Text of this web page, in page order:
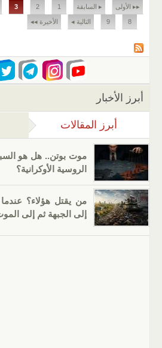
الصفحات
▸▸ الأولى ▸ السابقة 1
2
3
8
9 التالية ◂ الأخيرة ◂◂
أبرز الأخبار
أبرز المقالات (علامة
موت بوتن.. هل هو
الروسية الأوكرانية؟
من يقتل هؤلاء؟ عندما
إلى الجبهة ثم إلى